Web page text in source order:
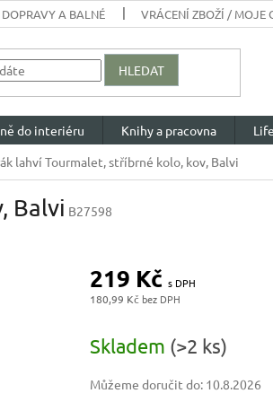
A BALNÉ VRÁCENÍ ZBOŽÍ / MOJE
HLEDAT
do interiéru Knihy a pracovna
lahví Tourmalet, stříbrné kolo, kov, Balvi
Balvi B27598
219 Kč
180,99 Kč
cena:
Skladem (>2 ks)
Můžeme doručit do: 10.8.2026